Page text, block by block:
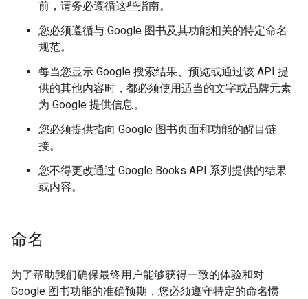
前，请务必遵循这些指南。
您必须遵循与 Google 图书及其功能相关的特定命名
规范。
每当您显示 Google 搜索结果、预览或通过该 API 提
供的其他内容时，都必须使用适当的文字或品牌元素
为 Google 提供信息。
您必须提供指向 Google 图书页面和功能的醒目链
接。
您不得更改通过 Google Books API 系列提供的结果
或内容。
命名
为了帮助我们确保最终用户能够获得一致的体验和对
Google 图书功能的准确预期，您必须遵守特定的命名惯